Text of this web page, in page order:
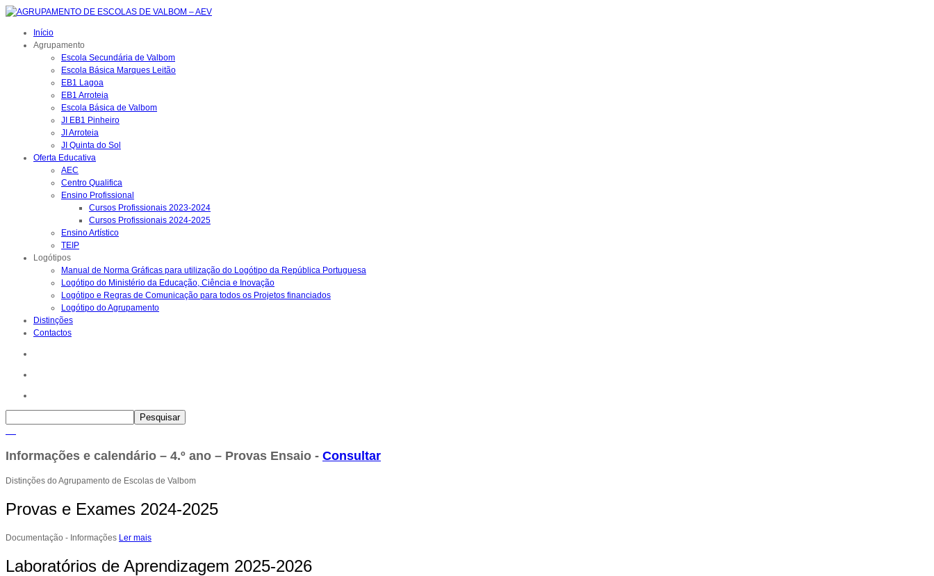
Início
Agrupamento
Escola Secundária de Valbom
Escola Básica Marques Leitão
EB1 Lagoa
EB1 Arroteia
Escola Básica de Valbom
JI EB1 Pinheiro
JI Arroteia
JI Quinta do Sol
Oferta Educativa
AEC
Centro Qualifica
Ensino Profissional
Cursos Profissionais 2023-2024
Cursos Profissionais 2024-2025
Ensino Artístico
TEIP
Logótipos
Manual de Norma Gráficas para utilização do Logótipo da República Portuguesa
Logótipo do Ministério da Educação, Ciência e Inovação
Logótipo e Regras de Comunicação para todos os Projetos financiados
Logótipo do Agrupamento
Distinções
Contactos
Informações e calendário – 4.º ano – Provas Ensaio - Consultar
Distinções do Agrupamento de Escolas de Valbom
Provas e Exames 2024-2025
Documentação - Informações Ler mais
Laboratórios de Aprendizagem 2025-2026